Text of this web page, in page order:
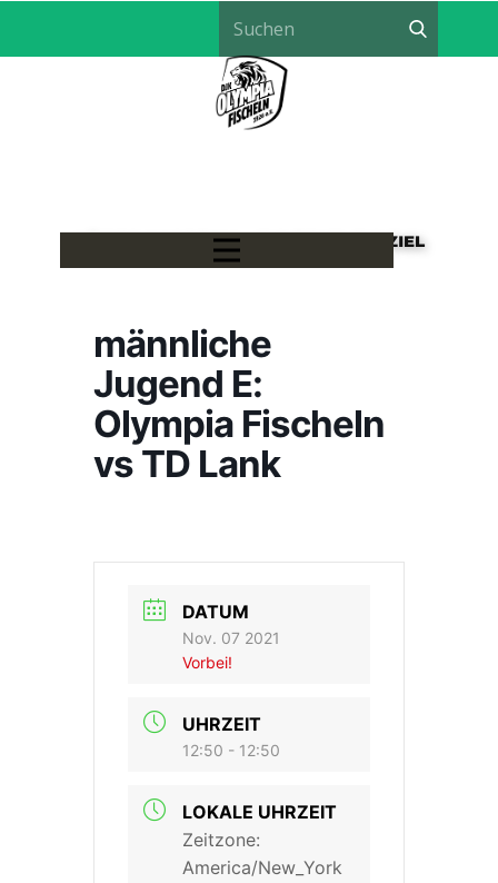
LÖWEN HANDBALL - EIN TEAM, EIN ZIEL
männliche
Jugend E:
Olympia Fischeln
vs TD Lank
DATUM
Nov. 07 2021
Vorbei!
UHRZEIT
12:50 - 12:50
LOKALE UHRZEIT
Zeitzone:
America/New_York